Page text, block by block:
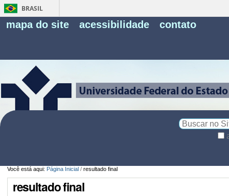
BRASIL
mapa do site acessibilidade contato
Você está aqui: Página Inicial / resultado final
resultado final